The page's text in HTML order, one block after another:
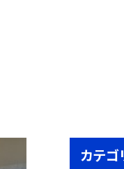
カテゴ